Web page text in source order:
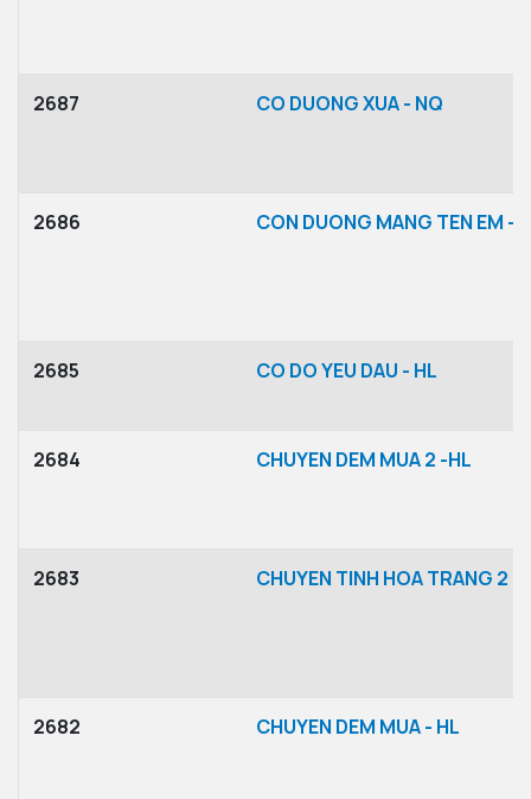
2687 CO DUONG XUA - NQ
2686 CON DUONG MANG TEN EM -
2685 CO DO YEU DAU - HL
2684 CHUYEN DEM MUA 2 -HL
2683 CHUYEN TINH HOA TRANG 2 -
2682 CHUYEN DEM MUA - HL